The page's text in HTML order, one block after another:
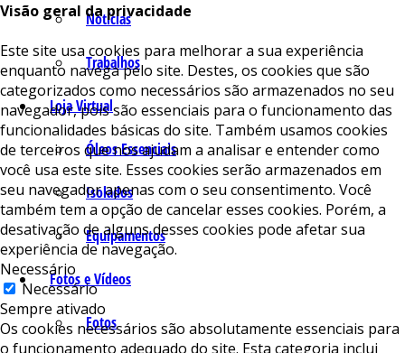
Notícias
Trabalhos
Loja Virtual
Óleos Essenciais
Isolados
Equipamentos
Fotos e Vídeos
Fotos
Visão geral da privacidade
Este site usa cookies para melhorar a sua experiência
enquanto navega pelo site. Destes, os cookies que são
categorizados como necessários são armazenados no seu
navegador, pois são essenciais para o funcionamento das
funcionalidades básicas do site. Também usamos cookies
de terceiros que nos ajudam a analisar e entender como
você usa este site. Esses cookies serão armazenados em
seu navegador apenas com o seu consentimento. Você
também tem a opção de cancelar esses cookies. Porém, a
desativação de alguns desses cookies pode afetar sua
experiência de navegação.
Necessário
Necessário
Sempre ativado
Os cookies necessários são absolutamente essenciais para
o funcionamento adequado do site. Esta categoria inclui